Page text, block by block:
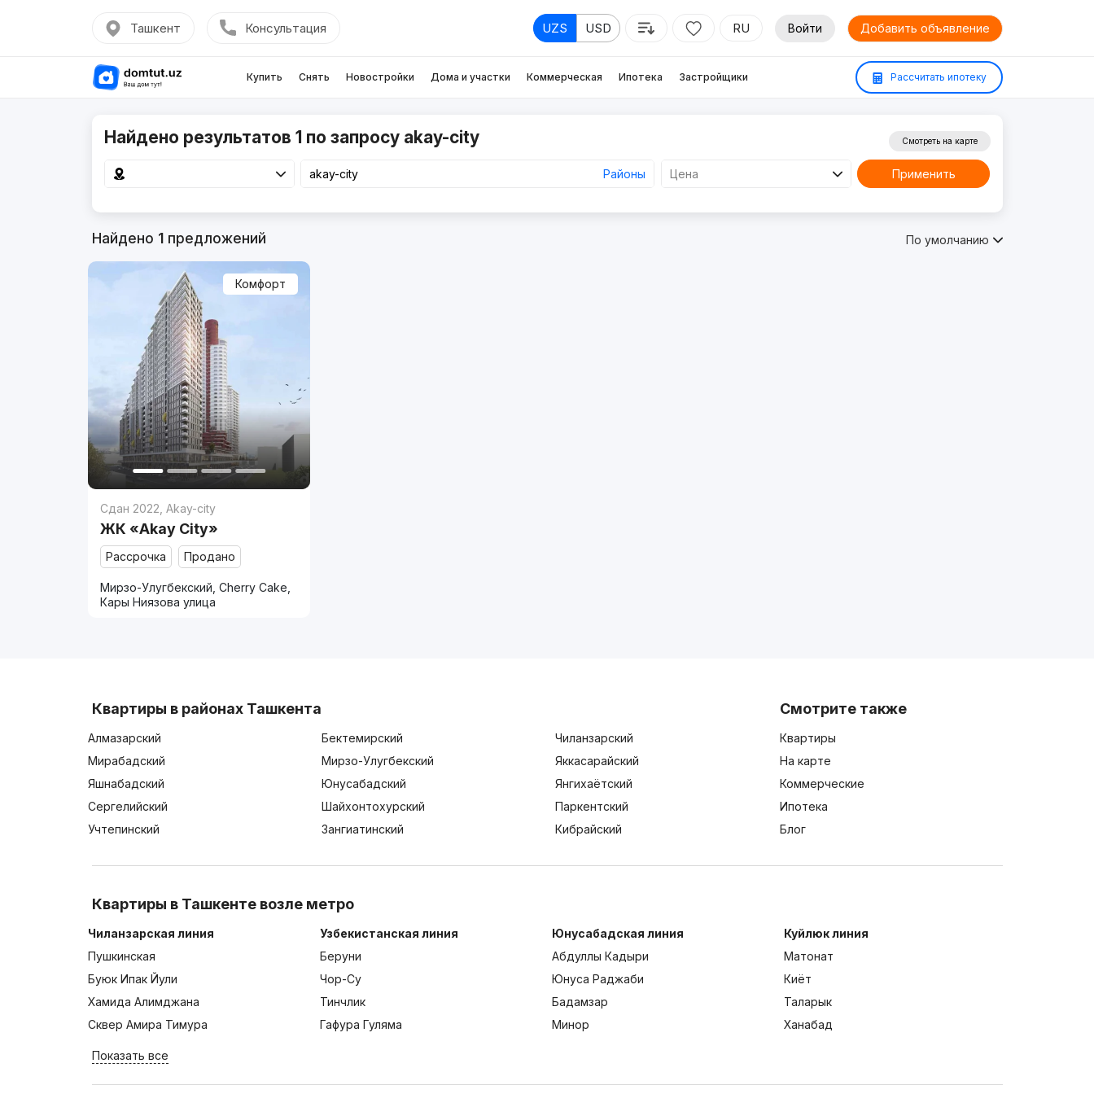
Ташкент Консультация UZS USD RU Войти Добавить объявление
Купить Снять Новостройки Дома и участки Коммерческая Ипотека Застройщики Рассчитать ипотеку
Найдено результатов 1 по запросу akay-city
Районы Цена
Смотреть на карте
Применить
Найдено 1предложений По умолчанию
Комфорт
Сдан 2022 ,Akay-city
ЖК «Akay City»
Рассрочка Продано
Мирзо-Улугбекский, Cherry Cake,
Кары Ниязова улица
Квартиры в районах Ташкента
Алмазарский Бектемирский
Чиланзарский
Мирабадский
Мирзо-Улугбекский
Яккасарайский
Яшнабадский
Юнусабадский
Янгихаётский
Сергелийский
Шайхонтохурский
Паркентский
Учтепинский
Зангиатинский Кибрайский
Смотрите также
Квартиры
На карте
Коммерческие
Ипотека
Блог
Квартиры в Ташкенте возле метро
Чиланзарская линия
Пушкинская
Буюк Ипак Йули
Хамида Алимджана
Сквер Амира Тимура
Узбекистанская линия
Беруни
Чор-Су
Тинчлик
Гафура Гуляма
Юнусабадская линия
Абдуллы Кадыри
Юнуса Раджаби
Бадамзар
Минор
Куйлюк линия
Матонат
Киёт
Таларык
Ханабад
Показать все